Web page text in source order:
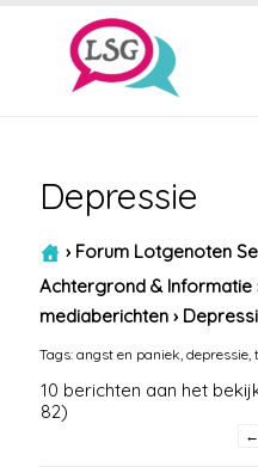
Depressie
› Forum Lotgenoten
Achtergrond & Informatie
mediaberichten ›
Tags:angst en paniek ,depressie ,
10 berichten aan het
82)
←